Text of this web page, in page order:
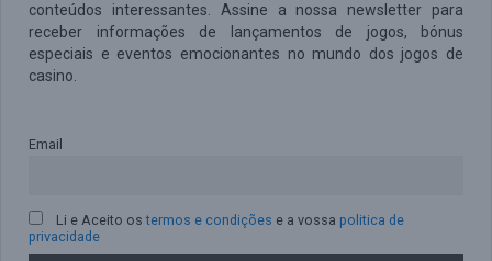
conteúdos interessantes. Assine a nossa newsletter para
receber informações de lançamentos de jogos, bónus
especiais e eventos emocionantes no mundo dos jogos de
casino.
Email
Li e Aceito ostermos e condições e a vossa politica de
privacidade